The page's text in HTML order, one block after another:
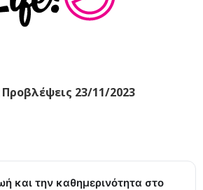
23/11/2023
και την καθημερινότητα στο